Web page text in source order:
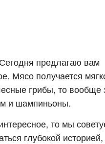
предлагаю вам
Мясо получается
грибы, то вообще
и шампиньоны.
то мы
глубокой историей,